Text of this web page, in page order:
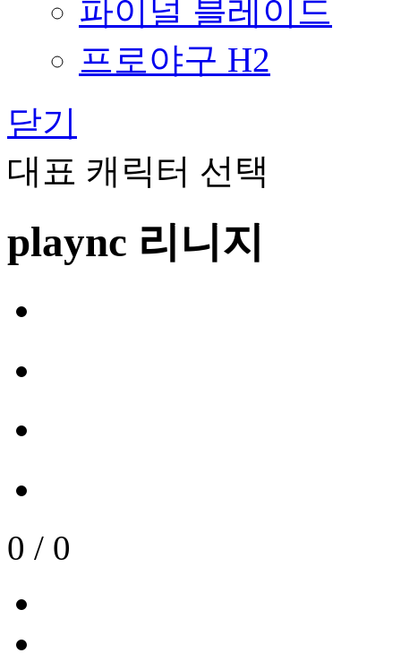
파이널 블레이드
프로야구 H2
닫기
대표 캐릭터 선택
plaync 리니지
0 / 0